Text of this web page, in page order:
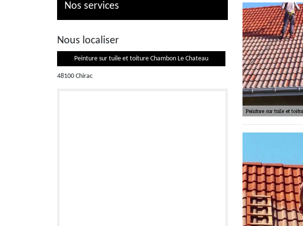
Nos services
Nous localiser
Peinture sur tuile et toiture Chambon Le Chateau
48100 Chirac